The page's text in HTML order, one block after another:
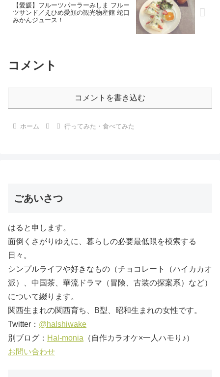
【愛媛】フルーツパーラーみしま フルー
ツサンド／えひめ愛顔の観光物産館 蛇口
みかんジュース！
コメント
コメントを書き込む
ホーム 行ってみた・食べてみた
ごあいさつ
はると申します。
面倒くさがりゆえに、暮らしの必要最低限を模索する
日々。
シンプルライフや好きなもの（チョコレート（ハイカカオ
派）、中国茶、華流ドラマ（冒険、古装の探案系）など）
について綴ります。
関西生まれの関西育ち、B型、昭和生まれの女性です。
Twitter： @halshiwake
別ブログ： Hal-monia （自作カラオケ×一人ハモり♪）
お問い合わせ